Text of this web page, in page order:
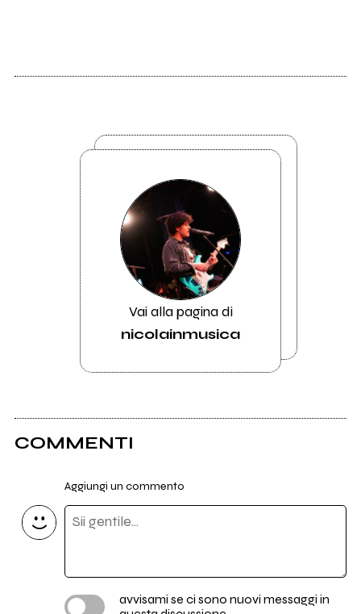
Vai alla pagina di
nicolainmusica
COMMENTI
Aggiungi un commento
avvisami se ci sono nuovi messaggi in